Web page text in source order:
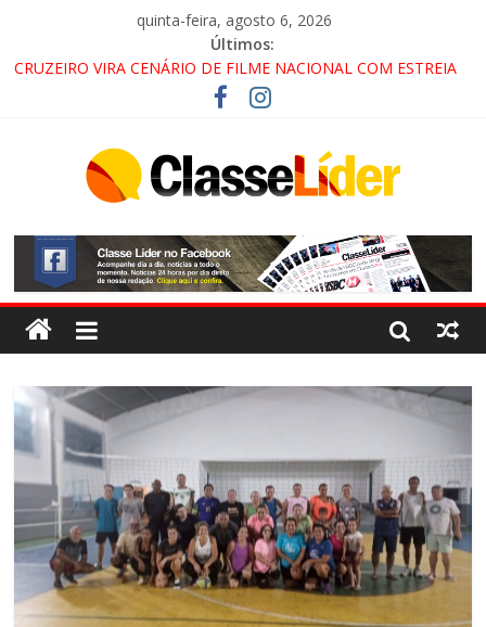
quinta-feira, agosto 6, 2026
Últimos:
CRUZEIRO VIRA CENÁRIO DE FILME NACIONAL COM ESTREIA
PROMOTOR DO GAECO
ACESSO À APARECIDA NA DUTRA SERÁ BLOQUEADO NO FIM
ALTERNATIVAS
LORENA, PINDAMONHANGABA E QUELUZ NA RETA FINAL
PELA FÁBRICA DA COCA-COLA!